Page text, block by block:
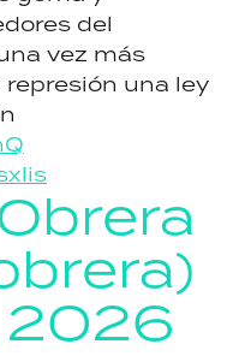
del
vez más
una ley
2026